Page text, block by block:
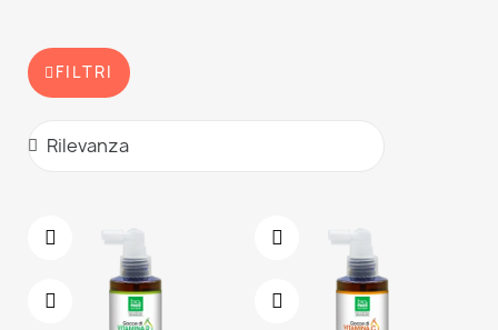
FILTRI